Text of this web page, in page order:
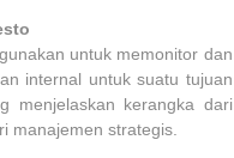
untuk memonitor dan
internal untuk suatu tujuan
menjelaskan kerangka dari
manajemen strategis.